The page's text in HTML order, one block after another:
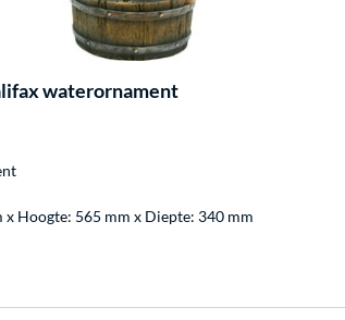
waterornament
Hoogte: 565 mm x Diepte: 340 mm